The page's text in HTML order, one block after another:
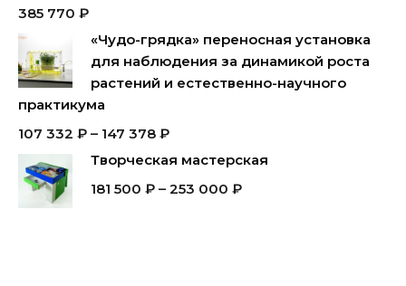
385 770 ₽
«Чудо-грядка» переносная установка
для наблюдения за динамикой роста
растений и естественно-научного
практикума
107 332 ₽ – 147 378 ₽
Творческая мастерская
181 500 ₽ – 253 000 ₽